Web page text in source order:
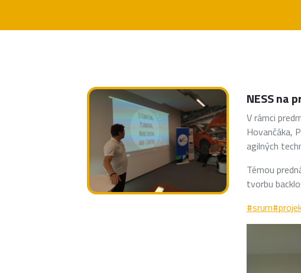
NESS na
V rámci
Hovančáka,
agilných
Témou
tvorbu
#srum